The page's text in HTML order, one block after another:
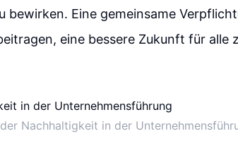
bewirken. Eine gemeinsame
eine bessere Zukunft für alle
Nachhaltigkeit in der